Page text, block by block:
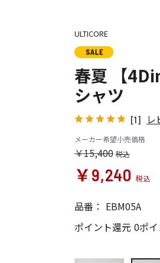
ULTICORE
春夏 【
シャツ
[1] レ
メーカー希望小売価格
￥15,400
￥9,240
品番： EBM05A
ポイント還元 0ポ